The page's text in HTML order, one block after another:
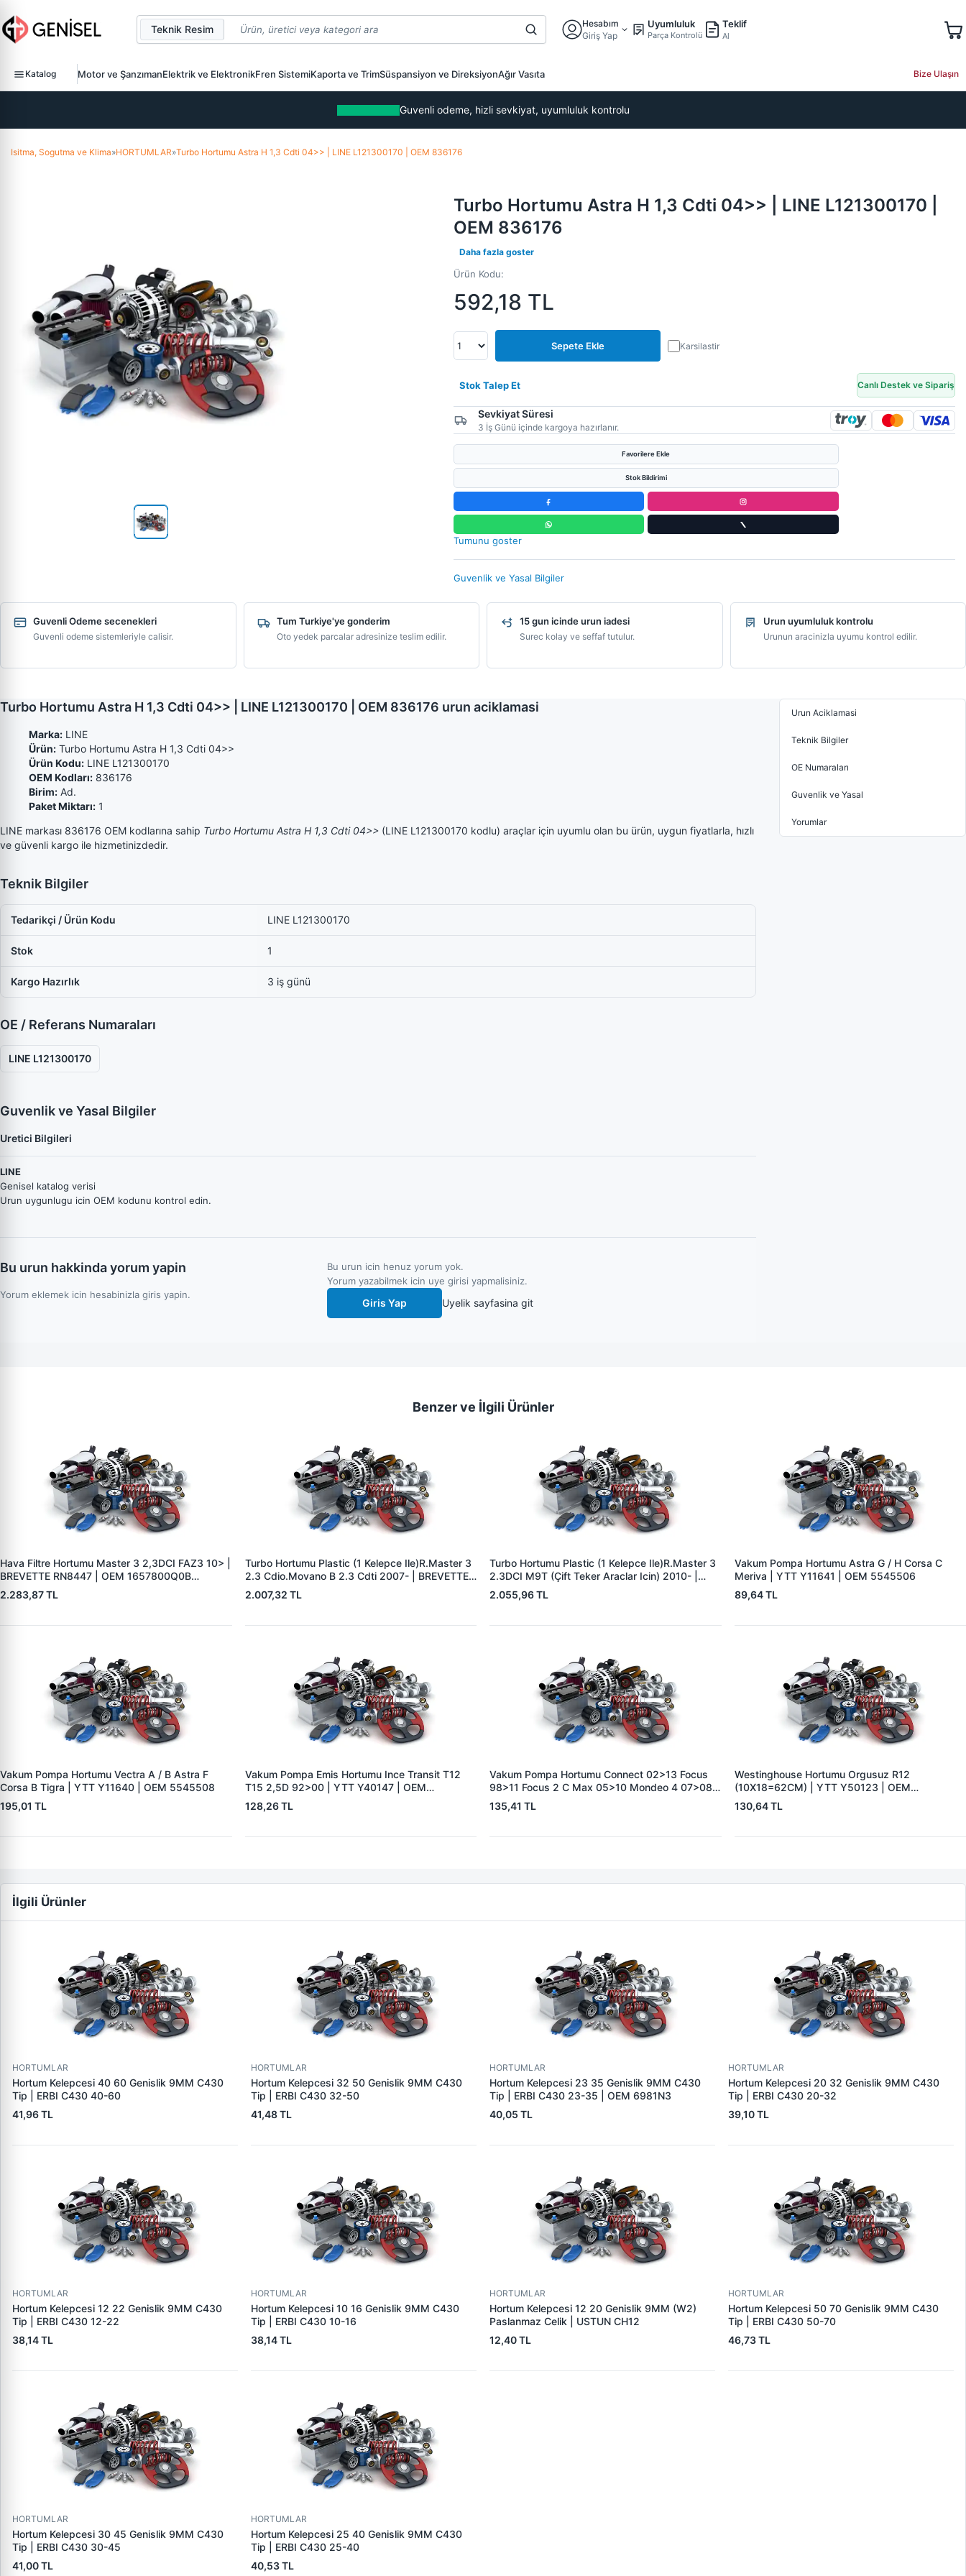
Teknik Resim
Hesabım
Giriş Yap
Uyumluluk
Parça Kontrolü
Teklif
Al
Katalog Motor ve ŞanzımanElektrik ve ElektronikFren SistemiKaporta ve TrimSüspansiyon ve DireksiyonAğır Vasıta Bize Ulaşın
Guvenli odeme, hizli sevkiyat, uyumluluk kontrolu
Isitma, Sogutma ve Klima»HORTUMLAR»Turbo Hortumu Astra H 1,3 Cdti 04>> | LINE L121300170 | OEM 836176
Turbo Hortumu Astra H 1,3 Cdti 04>> | LINE L121300170 |
OEM 836176
Daha fazla goster
Ürün Kodu:
592,18 TL
Sepete Ekle Karsilastir
Stok Talep Et Canlı Destek ve Sipariş
Sevkiyat Süresi
3 İş Günü içinde kargoya hazırlanır.
Favorilere Ekle
Stok Bildirimi
Tumunu goster
Guvenlik ve Yasal Bilgiler
Guvenli Odeme secenekleri
Guvenli odeme sistemleriyle calisir.
Tum Turkiye'ye gonderim
Oto yedek parcalar adresinize teslim edilir.
15 gun icinde urun iadesi
Surec kolay ve seffaf tutulur.
Urun uyumluluk kontrolu
Urunun aracinizla uyumu kontrol edilir.
Turbo Hortumu Astra H 1,3 Cdti 04>> | LINE L121300170 | OEM 836176 urun aciklamasi
Marka: LINE
Ürün: Turbo Hortumu Astra H 1,3 Cdti 04>>
Ürün Kodu: LINE L121300170
OEM Kodları: 836176
Birim: Ad.
Paket Miktarı: 1
LINE markası 836176 OEM kodlarına sahip Turbo Hortumu Astra H 1,3 Cdti 04>> (LINE L121300170 kodlu) araçlar için uyumlu olan bu ürün, uygun fiyatlarla, hızlı
ve güvenli kargo ile hizmetinizdedir.
Teknik Bilgiler
Tedarikçi / Ürün Kodu LINE L121300170
Stok 1
Kargo Hazırlık 3 iş günü
OE / Referans Numaraları
LINE L121300170
Guvenlik ve Yasal Bilgiler
Uretici Bilgileri
LINE
Genisel katalog verisi
Urun uygunlugu icin OEM kodunu kontrol edin.
Bu urun hakkinda yorum yapin
Yorum eklemek icin hesabinizla giris yapin.
Bu urun icin henuz yorum yok.
Yorum yazabilmek icin uye girisi yapmalisiniz.
Giris Yap Uyelik sayfasina git
Urun Aciklamasi
Teknik Bilgiler
OE Numaraları
Guvenlik ve Yasal
Yorumlar
Benzer ve İlgili Ürünler
Hava Filtre Hortumu Master 3 2,3DCI FAZ3 10> |
BREVETTE RN8447 | OEM 1657800Q0B
49670356875 165554107R
2.283,87 TL
Turbo Hortumu Plastic (1 Kelepce Ile)R.Master 3
2.3 Cdio.Movano B 2.3 Cdti 2007- | BREVETTE
RN8404 | OEM 8200753502 144605593R
2.007,32 TL
Turbo Hortumu Plastic (1 Kelepce Ile)R.Master 3
2.3DCI M9T (Çift Teker Araclar Icin) 2010- |
BREVETTE RN8403 | OEM 144604965R
8200753439
2.055,96 TL
Vakum Pompa Hortumu Astra G / H Corsa C
Meriva | YTT Y11641 | OEM 5545506
89,64 TL
Vakum Pompa Hortumu Vectra A / B Astra F
Corsa B Tigra | YTT Y11640 | OEM 5545508
195,01 TL
Vakum Pompa Emis Hortumu Ince Transit T12
T15 2,5D 92>00 | YTT Y40147 | OEM
864F2L334CA
128,26 TL
Vakum Pompa Hortumu Connect 02>13 Focus
98>11 Focus 2 C Max 05>10 Mondeo 4 07>08
1,8TDCI | YTT Y40224 | OEM 3S4Q2B047AB
135,41 TL
Westinghouse Hortumu Orgusuz R12
(10X18=62CM) | YTT Y50123 | OEM
7700575128
130,64 TL
İlgili Ürünler
HORTUMLAR
Hortum Kelepcesi 40 60 Genislik 9MM C430
Tip | ERBI C430 40-60
41,96 TL
HORTUMLAR
Hortum Kelepcesi 32 50 Genislik 9MM C430
Tip | ERBI C430 32-50
41,48 TL
HORTUMLAR
Hortum Kelepcesi 23 35 Genislik 9MM C430
Tip | ERBI C430 23-35 | OEM 6981N3
40,05 TL
HORTUMLAR
Hortum Kelepcesi 20 32 Genislik 9MM C430
Tip | ERBI C430 20-32
39,10 TL
HORTUMLAR
Hortum Kelepcesi 12 22 Genislik 9MM C430
Tip | ERBI C430 12-22
38,14 TL
HORTUMLAR
Hortum Kelepcesi 10 16 Genislik 9MM C430
Tip | ERBI C430 10-16
38,14 TL
HORTUMLAR
Hortum Kelepcesi 12 20 Genislik 9MM (W2)
Paslanmaz Celik | USTUN CH12
12,40 TL
HORTUMLAR
Hortum Kelepcesi 50 70 Genislik 9MM C430
Tip | ERBI C430 50-70
46,73 TL
HORTUMLAR
Hortum Kelepcesi 30 45 Genislik 9MM C430
Tip | ERBI C430 30-45
41,00 TL
HORTUMLAR
Hortum Kelepcesi 25 40 Genislik 9MM C430
Tip | ERBI C430 25-40
40,53 TL